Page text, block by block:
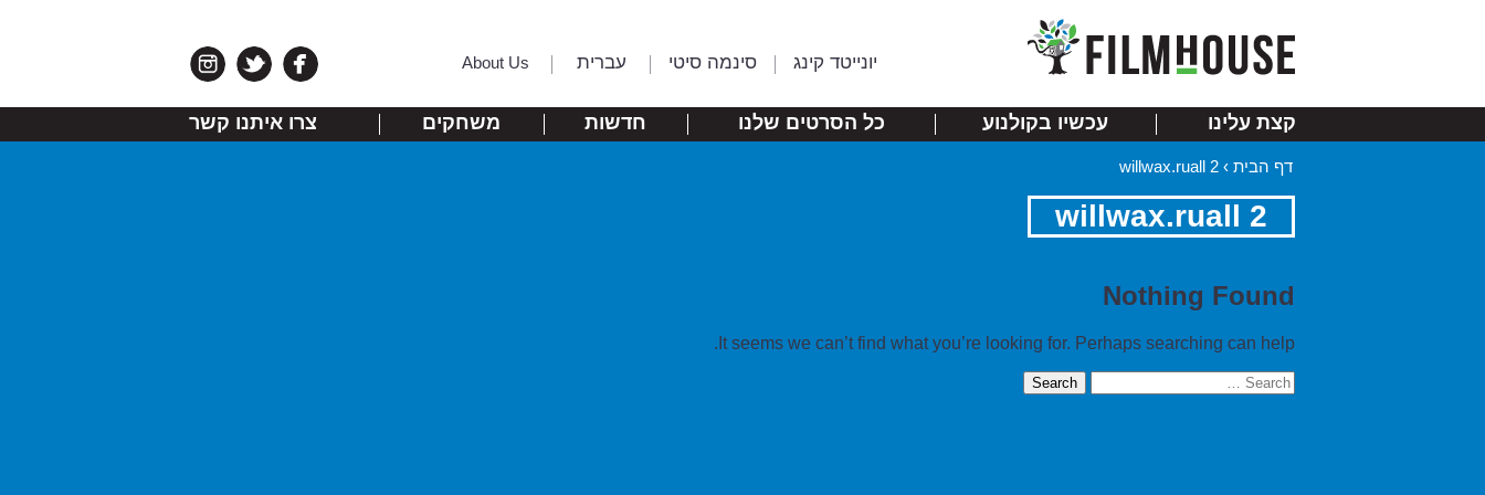
יונייטד קינג סינמה סיטי עברית About Us
קצת עלינו עכשיו בקולנוע כל הסרטים שלנו חדשות משחקים צרו איתנו קשר
דף הבית ›
willwax.ruall 2
willwax.ruall 2
Nothing Found
It seems we can’t find what you’re looking for. Perhaps searching can help.
Search
for: